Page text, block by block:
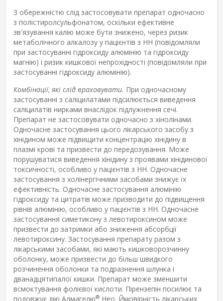
З обережністю слід застосовувати препарат одночасно
з полістиролсульфонатом, оскільки ефективне
зв'язування калію може бути знижено, через ризик
метаболічного алкалозу у пацієнтів з НН (повідомляли
при застосуванні гідроксиду алюмінію та гідроксиду
магнію) і ризик кишкової непрохідності (повідомляли при
застосуванні гідроксиду алюмінію).
Комбінації, які слід враховувати. При одночасному
застосуванні з саліцилатами підсилюється виведення
саліцилатів нирками внаслідок підлужнення сечі.
Препарат не застосовувати одночасно з хінолінами.
Одночасне застосування цього лікарського засобу з
хінідином може підвищити концентрацію хінідину в
плазмі крові та призвести до передозування. Може
порушуватися виведення хінідину з проявами хінідинової
токсичності, особливо у пацієнтів з НН. Одночасне
застосування з холінергічними засобами знижує їх
ефективність. Одночасне застосування алюмінію
гідроксиду та цитратів може призводити до підвищення
рівнів алюмінію, особливо у пацієнтів з НН. Одночасне
застосування симетикону з левотироксином може
призвести до затримки або зниження абсорбції
левотироксину. Застосування препарату разом з
лікарськими засобами, які мають кишковорозчинну
оболонку, може призвести до більш швидкого
розчинення оболонки та подразнення шлунка і
дванадцятипалої кишки. Препарат може зменшити
всмоктування фолієвої кислоти. Пірензепін посилює та
подовжує дію Алмагелю® Нео. Ймовірність лікарських